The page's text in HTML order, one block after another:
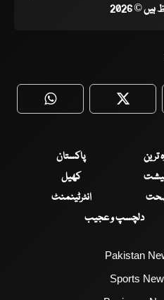
© 2026
WhatsApp Twitter
ترین
پاکستان
کھیل
انٹرٹینمنٹ
دلچسپ و عجیب
Pakistan
Sports